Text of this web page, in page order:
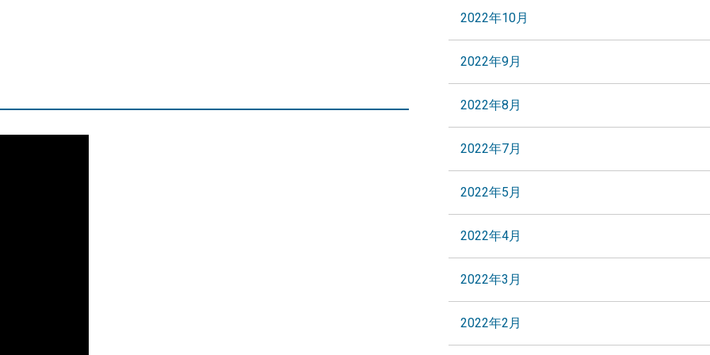
2022年10月
2022年9月
2022年8月
2022年7月
2022年5月
2022年4月
2022年3月
2022年2月